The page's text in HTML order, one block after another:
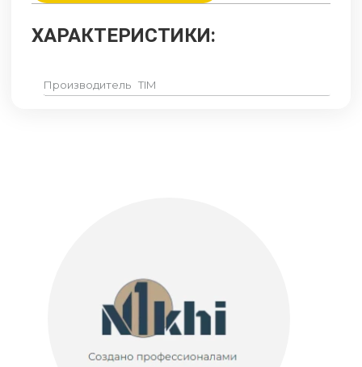
ХАРАКТЕРИСТИКИ:
Производитель TIM